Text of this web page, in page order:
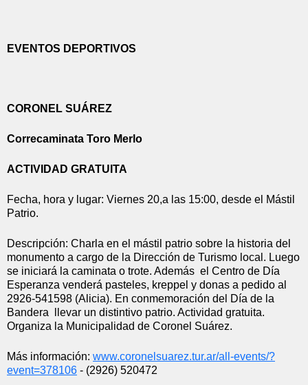
EVENTOS DEPORTIVOS
CORONEL SUÁREZ
Correcaminata Toro Merlo
ACTIVIDAD GRATUITA
Fecha, hora y lugar: Viernes 20,a las 15:00, desde el Mástil
Patrio.
Descripción: Charla en el mástil patrio sobre la historia del
monumento a cargo de la Dirección de Turismo local. Luego
se iniciará la caminata o trote. Además  el Centro de Día
Esperanza venderá pasteles, kreppel y donas a pedido al
2926-541598 (Alicia). En conmemoración del Día de la
Bandera  llevar un distintivo patrio. Actividad gratuita.
Organiza la Municipalidad de Coronel Suárez.
Más información: www.coronelsuarez.tur.ar/all-events/?
event=378106 - (2926) 520472